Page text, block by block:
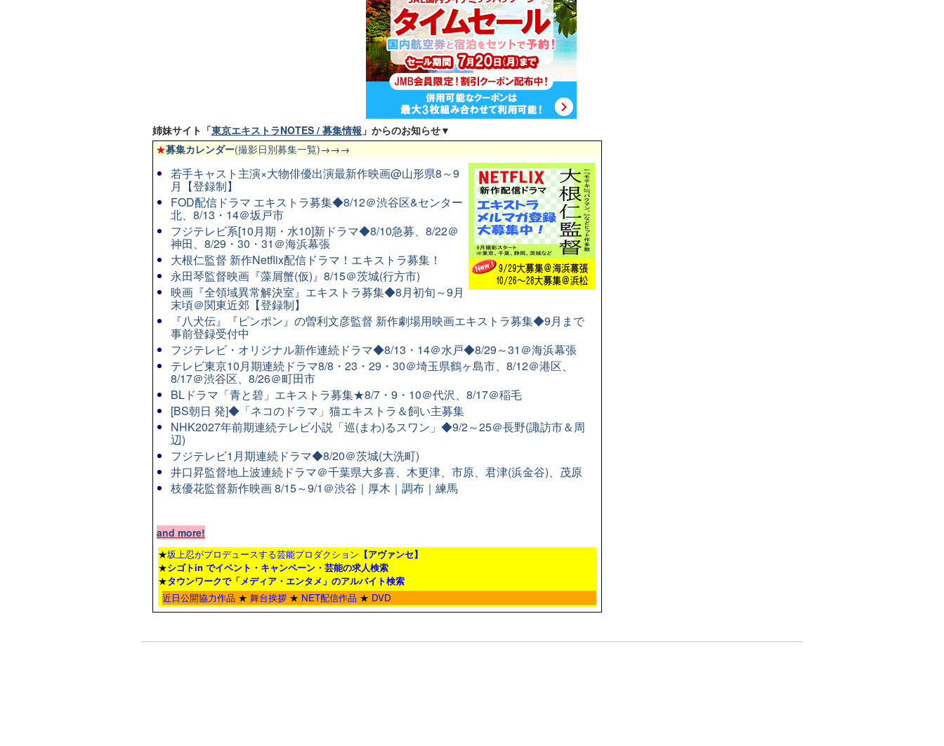
姉妹サイト「東京エキストラNOTES / 募集情報 」からのお知らせ▼
★募集カレンダー(撮影日別募集一覧)→→→
若手キャスト主演×大物俳優出演最新作映画@山形県8～9
月【登録制】
FOD配信ドラマ エキストラ募集◆8/12＠渋谷区&センター
北、8/13・14＠坂戸市
フジテレビ系[10月期・水10]新ドラマ◆8/10急募、8/22＠
神田、8/29・30・31＠海浜幕張
大根仁監督 新作Netflix配信ドラマ！エキストラ募集！
永田琴監督映画『藻屑蟹(仮)』8/15＠茨城(行方市)
映画『全領域異常解決室』エキストラ募集◆8月初旬～9月
末頃＠関東近郊【登録制】
『八犬伝』『ピンポン』の曽利文彦監督 新作劇場用映画エキストラ募集◆9月まで
事前登録受付中
フジテレビ・オリジナル新作連続ドラマ◆8/13・14＠水戸◆8/29～31＠海浜幕張
テレビ東京10月期連続ドラマ8/8・23・29・30＠埼玉県鶴ヶ島市、8/12＠港区、
8/17＠渋谷区、8/26＠町田市
BLドラマ「青と碧」エキストラ募集★8/7・9・10＠代沢、8/17＠稲毛
[BS朝日 発]◆「ネコのドラマ」猫エキストラ＆飼い主募集
NHK2027年前期連続テレビ小説「巡(まわ)るスワン」◆9/2～25＠長野(諏訪市＆周
辺)
フジテレビ1月期連続ドラマ◆8/20＠茨城(大洗町)
井口昇監督地上波連続ドラマ＠千葉県大多喜、木更津、市原、君津(浜金谷)、茂原
枝優花監督新作映画 8/15～9/1＠渋谷｜厚木｜調布｜練馬
and more!
★坂上忍がプロデュースする芸能プロダクション 【アヴァンセ】
★シゴトin でイベント・キャンペーン・芸能の求人検索
★タウンワークで「メディア・エンタメ」のアルバイト検索
近日公開協力作品 ★ 舞台挨拶 ★ NET配信作品 ★ DVD